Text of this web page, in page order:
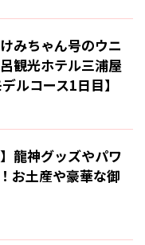
みちゃん号のウニ
観光ホテル三浦屋
ルコース1日目】
龍神グッズやパワ
お土産や豪華な御